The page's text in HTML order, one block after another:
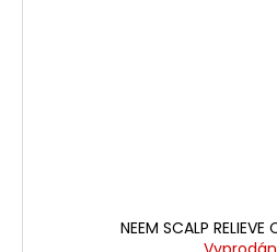
NEEM SCALP RELIEVE